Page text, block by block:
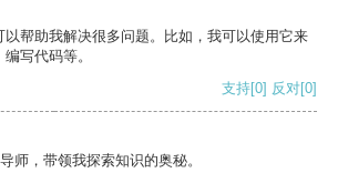
帮助我解决很多问题。比如，我可以使用它来
写代码等。
支持[0] 反对[0]
师，带领我探索知识的奥秘。